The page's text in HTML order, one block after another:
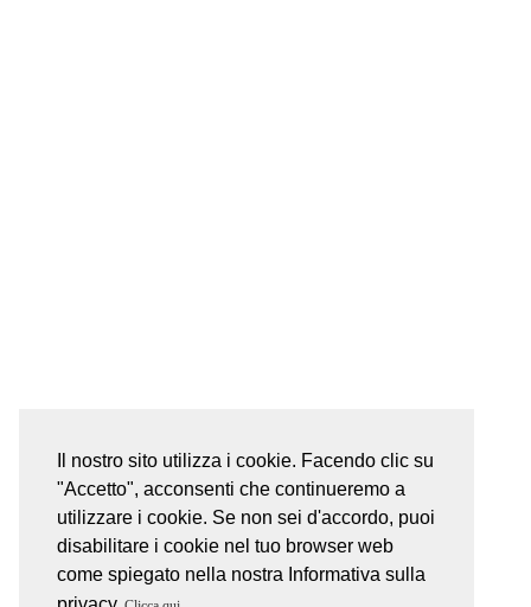
Il nostro sito utilizza i cookie. Facendo clic su
"Accetto", acconsenti che continueremo a
utilizzare i cookie. Se non sei d'accordo, puoi
disabilitare i cookie nel tuo browser web
come spiegato nella nostra Informativa sulla